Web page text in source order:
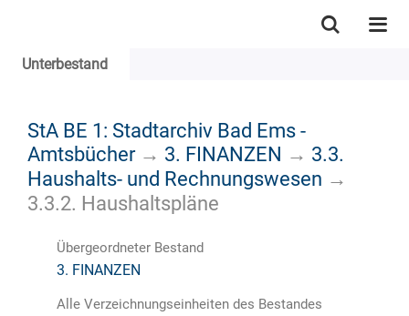
Unterbestand
StA BE 1: Stadtarchiv Bad Ems -
Amtsbücher→ 3. FINANZEN → 3.3.
Haushalts- und Rechnungswesen →
3.3.2. Haushaltspläne
Übergeordneter Bestand
3. FINANZEN
Alle Verzeichnungseinheiten des Bestandes